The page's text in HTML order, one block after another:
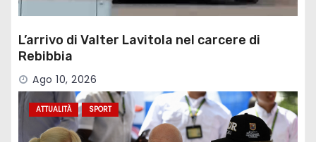
L’arrivo di Valter Lavitola nel carcere di
Rebibbia
Ago 10, 2026
ATTUALITÀ SPORT